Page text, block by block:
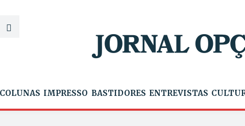
COLUNAS IMPRESSO BASTIDORES ENTREVISTAS